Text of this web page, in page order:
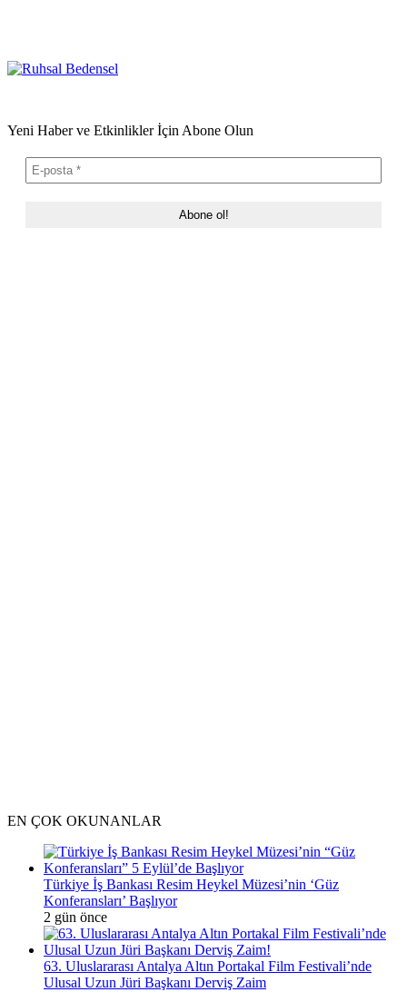
Yeni Haber ve Etkinlikler İçin Abone Olun
EN ÇOK OKUNANLAR
Türkiye İş Bankası Resim Heykel Müzesi’nin ‘Güz
Konferansları’ Başlıyor
2 gün önce
63. Uluslararası Antalya Altın Portakal Film Festivali’nde
Ulusal Uzun Jüri Başkanı Derviş Zaim